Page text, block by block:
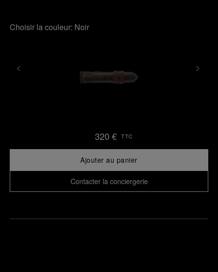
Choisir la couleur: Noir
320 € TTC
Ajouter au panier
Contacter la conciergerie